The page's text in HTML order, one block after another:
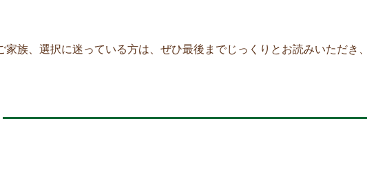
族、選択に迷っている方は、ぜひ最後までじっくりとお読みいただき